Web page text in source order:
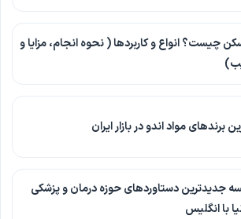
چیست؟ انواع و کاربردها ( نحوه انجام، مزایا و
برندهای مواد اندو در بازار ایران
جدیدترین دستاوردهای حوزه درمان و پزشکی
با انگلیس